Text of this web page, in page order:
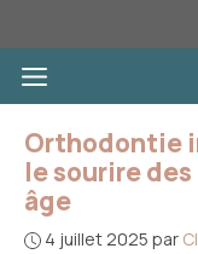
au
contenuMenu
Orthodontie
le sourire
âge
4 juillet 2025 par